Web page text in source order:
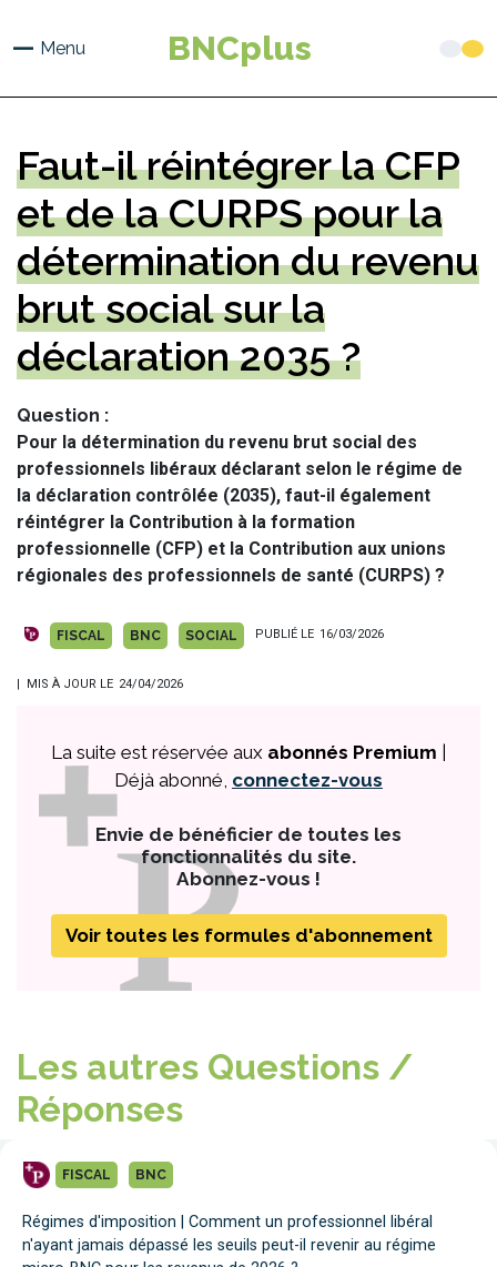
principal
Menu BNCplus
Faut-il réintégrer la CFP
et de la CURPS pour la
détermination du revenu
brut social sur la
déclaration 2035 ?
Question
Pour la détermination du revenu brut social des
professionnels libéraux déclarant selon le régime de
la déclaration contrôlée (2035), faut-il également
réintégrer la Contribution à la formation
professionnelle (CFP) et la Contribution aux unions
régionales des professionnels de santé (CURPS) ?
FISCAL BNC SOCIAL PUBLIÉ LE 16/03/2026
| MIS À JOUR LE 24/04/2026
La suite est réservée aux abonnés Premium
Déjà abonné, connectez-vous
Envie de bénéficier de toutes les
fonctionnalités du site.
Abonnez-vous !
Voir toutes les formules d'abonnement
Les autres Questions /
Réponses
FISCAL BNC
Régimes d'imposition | Comment un professionnel libéral
n'ayant jamais dépassé les seuils peut-il revenir au régime